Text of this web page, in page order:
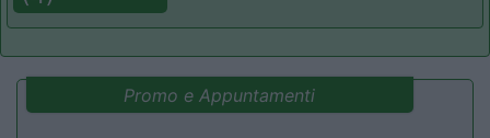
Promo e Appuntamenti